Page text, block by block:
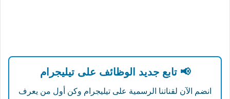
📢 تابع جديد الوظائف على تيليجرام
انضم الآن لقناتنا الرسمية على تيليجرام وكن أول من يعرف